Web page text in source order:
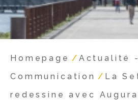
Homepage / Actualité -
Communication / La
redessine avec